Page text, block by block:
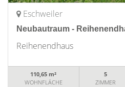
Eschweiler
Neubautraum -
Reihenendhaus
110,65 m²
WOHNFLÄCHE
5
ZIMMER